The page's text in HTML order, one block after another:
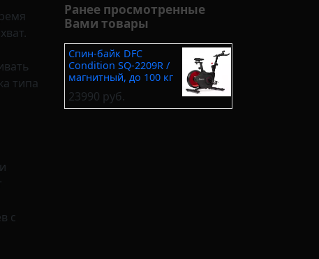
типа
с
Ранее просмотренные
Вами товары
Спин-байк DFC
Condition SQ-2209R /
магнитный, до 100 кг
23990 руб.